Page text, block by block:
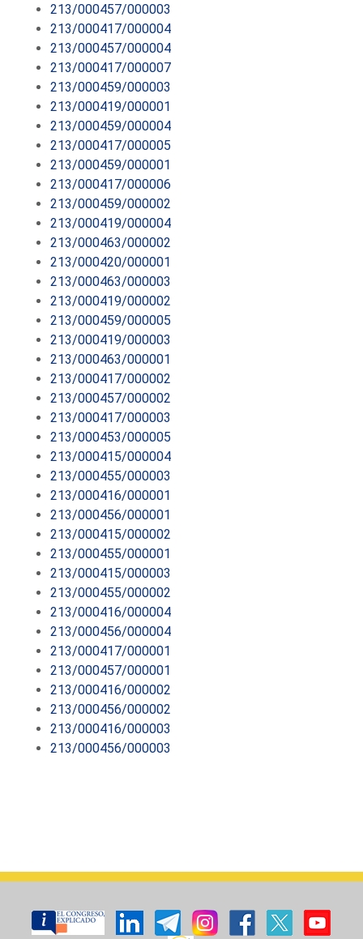
213/000457/000003
213/000417/000004
213/000457/000004
213/000417/000007
213/000459/000003
213/000419/000001
213/000459/000004
213/000417/000005
213/000459/000001
213/000417/000006
213/000459/000002
213/000419/000004
213/000463/000002
213/000420/000001
213/000463/000003
213/000419/000002
213/000459/000005
213/000419/000003
213/000463/000001
213/000417/000002
213/000457/000002
213/000417/000003
213/000453/000005
213/000415/000004
213/000455/000003
213/000416/000001
213/000456/000001
213/000415/000002
213/000455/000001
213/000415/000003
213/000455/000002
213/000416/000004
213/000456/000004
213/000417/000001
213/000457/000001
213/000416/000002
213/000456/000002
213/000416/000003
213/000456/000003